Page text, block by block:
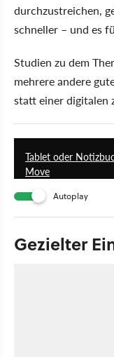
durchzustreichen,
schneller – und es
Studien zu dem
mehrere andere
statt einer digitalen
Tablet oder
Move
Autoplay
Gezielter